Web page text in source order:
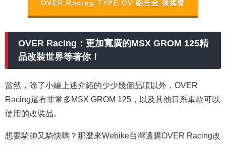
OVER Racing TYPE OV 鋁合金 後搖臂
OVER Racing：更加寬廣的MSX GROM 125精
品改裝世界等著你！
當然，除了小編上述介紹的少少幾個品項以外，OVER
Racing還有非常多MSX GROM 125，以及其他日系車款可以
使用的改裝品。
想要騎帥又騎快嗎？那麼來Webike台灣選購OVER Racing改